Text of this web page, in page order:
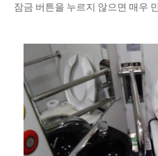
잠금 버튼을 누르지 않으면 매우